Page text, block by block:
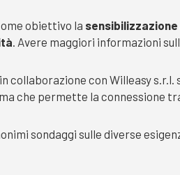
obiettivo la sensibilizzazione
. Avere maggiori informazioni
collaborazione con Willeasy
che permette la connessione
sondaggi sulle diverse